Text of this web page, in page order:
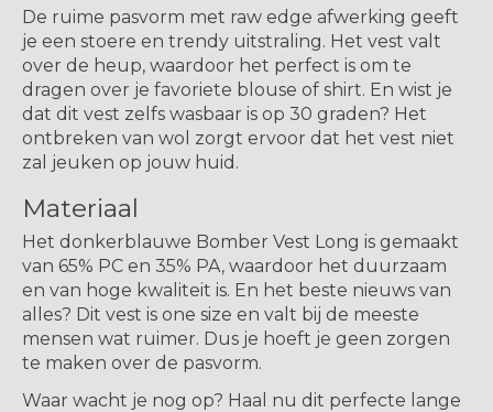
De ruime pasvorm met raw edge afwerking geeft
je een stoere en trendy uitstraling. Het vest valt
over de heup, waardoor het perfect is om te
dragen over je favoriete blouse of shirt. En wist je
dat dit vest zelfs wasbaar is op 30 graden? Het
ontbreken van wol zorgt ervoor dat het vest niet
zal jeuken op jouw huid.
Materiaal
Het donkerblauwe Bomber Vest Long is gemaakt
van 65% PC en 35% PA, waardoor het duurzaam
en van hoge kwaliteit is. En het beste nieuws van
alles? Dit vest is one size en valt bij de meeste
mensen wat ruimer. Dus je hoeft je geen zorgen
te maken over de pasvorm.
Waar wacht je nog op? Haal nu dit perfecte lange